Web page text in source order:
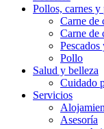
Pollos, carnes y
Carne de
Carne de
Pescados
Pollo
Salud y belleza
Cuidado
Servicios
Asesoría